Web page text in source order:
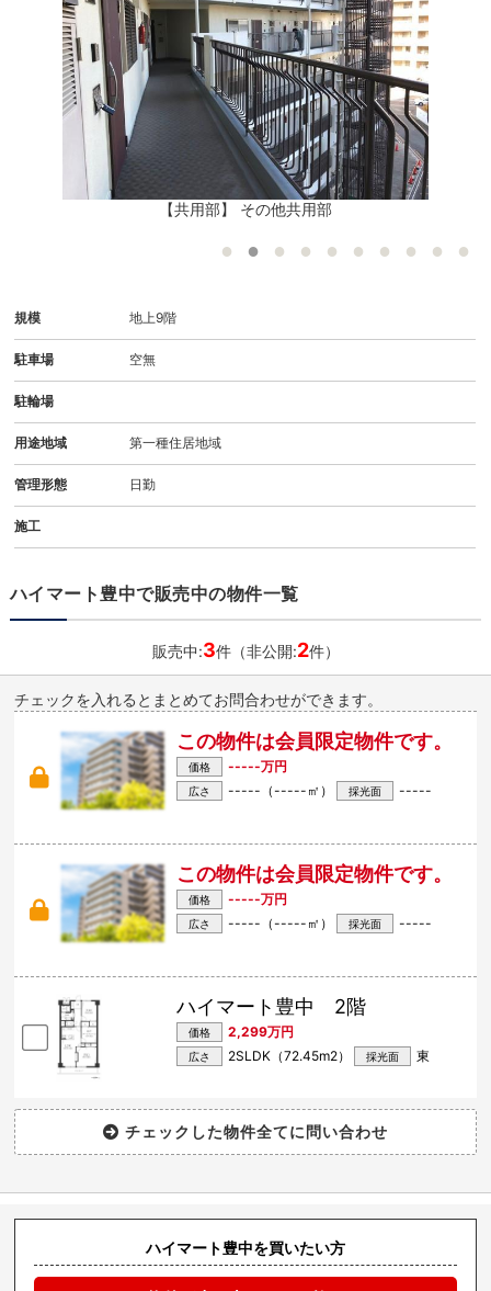
【共用部】 その他共用部
規模 地上9階
駐車場 空無
駐輪場
用途地域 第一種住居地域
管理形態 日勤
施工
ハイマート豊中で販売中の物件一覧
販売中:3件（非公開:2件）
チェックを入れるとまとめてお問合わせができます。
この物件は会員限定物件です。
価格 -----万円
広さ -----（-----㎡） 採光面 -----
この物件は会員限定物件です。
価格 -----万円
広さ -----（-----㎡） 採光面 -----
ハイマート豊中 2階
価格 2,299万円
広さ 2SLDK（72.45m2） 採光面 東
ハイマート豊中を買いたい方